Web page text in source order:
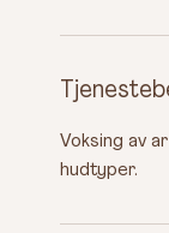
Voksing av
hudtyper.